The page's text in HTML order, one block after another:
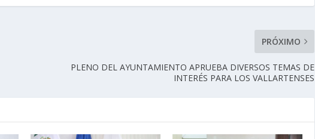
PRÓXIMO
PLENO DEL AYUNTAMIENTO APRUEBA DIVERSOS TEMAS DE
INTERÉS PARA LOS VALLARTENSES